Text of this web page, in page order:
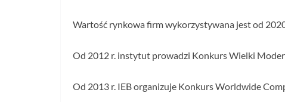
Wartość rynkowa firm wykorzystywana jest od
Od 2012 r. instytut prowadzi Konkurs Wielki
Od 2013 r. IEB organizuje Konkurs Worldwide